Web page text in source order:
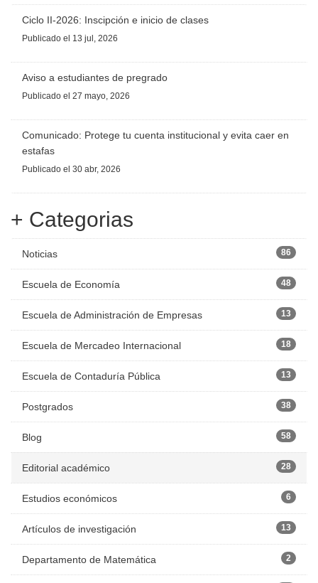
Ciclo II-2026: Inscipción e inicio de clases
Publicado el 13 jul, 2026
Aviso a estudiantes de pregrado
Publicado el 27 mayo, 2026
Comunicado: Protege tu cuenta institucional y evita caer en
estafas
Publicado el 30 abr, 2026
+ Categorias
Noticias 86
Escuela de Economía 48
Escuela de Administración de Empresas 13
Escuela de Mercadeo Internacional 18
Escuela de Contaduría Pública 13
Postgrados 38
Blog 58
Editorial académico 28
Estudios económicos 6
Artículos de investigación 13
Departamento de Matemática 2